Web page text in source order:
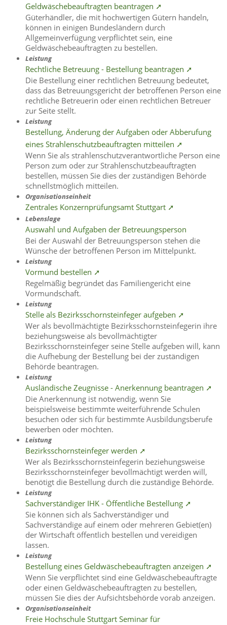
Geldwäschebeauftragten beantragen ➚
Güterhändler, die mit hochwertigen Gütern handeln,
können in einigen Bundesländern durch
Allgemeinverfügung verpflichtet sein, eine
Geldwäschebeauftragten zu bestellen.
Leistung
Rechtliche Betreuung - Bestellung beantragen ➚
Die Bestellung einer rechtlichen Betreuung bedeutet,
dass das Betreuungsgericht der betroffenen Person eine
rechtliche Betreuerin oder einen rechtlichen Betreuer
zur Seite stellt.
Leistung
Bestellung, Änderung der Aufgaben oder Abberufung
eines Strahlenschutzbeauftragten mitteilen ➚
Wenn Sie als strahlenschutzverantwortliche Person eine
Person zum oder zur Strahlenschutzbeauftragten
bestellen, müssen Sie dies der zuständigen Behörde
schnellstmöglich mitteilen.
Organisationseinheit
Zentrales Konzernprüfungsamt Stuttgart ➚
Lebenslage
Auswahl und Aufgaben der Betreuungsperson
Bei der Auswahl der Betreuungsperson stehen die
Wünsche der betroffenen Person im Mittelpunkt.
Leistung
Vormund bestellen ➚
Regelmäßig begründet das Familiengericht eine
Vormundschaft.
Leistung
Stelle als Bezirksschornsteinfeger aufgeben ➚
Wer als bevollmächtigte Bezirksschornsteinfegerin ihre
beziehungsweise als bevollmächtigter
Bezirksschornsteinfeger seine Stelle aufgeben will, kann
die Aufhebung der Bestellung bei der zuständigen
Behörde beantragen.
Leistung
Ausländische Zeugnisse - Anerkennung beantragen ➚
Die Anerkennung ist notwendig, wenn Sie
beispielsweise bestimmte weiterführende Schulen
besuchen oder sich für bestimmte Ausbildungsberufe
bewerben oder möchten.
Leistung
Bezirksschornsteinfeger werden ➚
Wer als Bezirksschornsteinfegerin beziehungsweise
Bezirksschornsteinfeger bevollmächtigt werden will,
benötigt die Bestellung durch die zuständige Behörde.
Leistung
Sachverständiger IHK - Öffentliche Bestellung ➚
Sie können sich als Sachverständiger und
Sachverständige auf einem oder mehreren Gebiet(en)
der Wirtschaft öffentlich bestellen und vereidigen
lassen.
Leistung
Bestellung eines Geldwäschebeauftragten anzeigen ➚
Wenn Sie verpflichtet sind eine Geldwäschebeauftragte
oder einen Geldwäschebeauftragten zu bestellen,
müssen Sie dies der Aufsichtsbehörde vorab anzeigen.
Organisationseinheit
Freie Hochschule Stuttgart Seminar für